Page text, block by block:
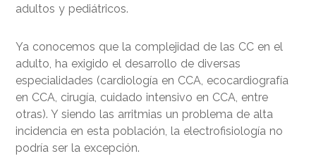
adultos y pediátricos.
Ya conocemos que la complejidad de las CC en el
adulto, ha exigido el desarrollo de diversas
especialidades (cardiología en CCA, ecocardiografía
en CCA, cirugía, cuidado intensivo en CCA, entre
otras). Y siendo las arritmias un problema de alta
incidencia en esta población, la electrofisiología no
podría ser la excepción.